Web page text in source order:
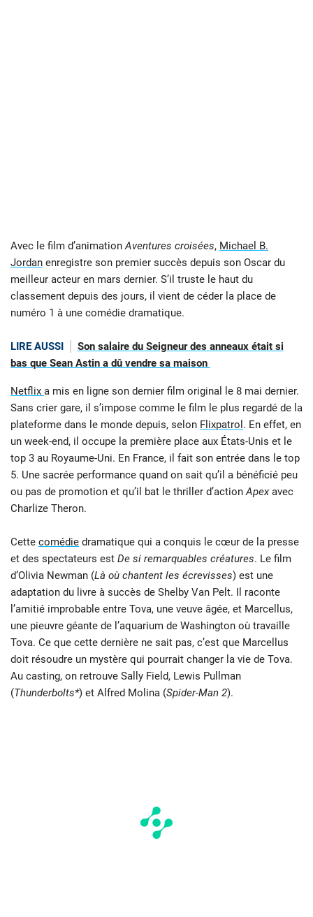
Avec le film d’animationAventures croisées, Michael B.
Jordan enregistre son premier succès depuis son Oscar du
meilleur acteur en mars dernier. S’il truste le haut du
classement depuis des jours, il vient de céder la place de
numéro 1 à une comédie dramatique.
LIRE AUSSI
Son salaire du Seigneur des anneaux était si
bas que Sean Astin a dû vendre sa maison
Netflix a mis en ligne son dernier film original le 8 mai dernier.
Sans crier gare, il s’impose comme le film le plus regardé de la
plateforme dans le monde depuis, selon Flixpatrol . En effet, en
un week-end, il occupe la première place aux États-Unis et le
top 3 au Royaume-Uni. En France, il fait son entrée dans le top
5. Une sacrée performance quand on sait qu’il a bénéficié peu
ou pas de promotion et qu’il bat le thriller d’actionApex avec
Charlize Theron.
Cette comédie dramatique qui a conquis le cœur de la presse
et des spectateurs est De si remarquables créatures. Le film
d’Olivia Newman (Là où chantent les écrevisses) est une
adaptation du livre à succès de Shelby Van Pelt. Il raconte
l’amitié improbable entre Tova, une veuve âgée, et Marcellus,
une pieuvre géante de l’aquarium de Washington où travaille
Tova. Ce que cette dernière ne sait pas, c’est que Marcellus
doit résoudre un mystère qui pourrait changer la vie de Tova.
Au casting, on retrouve Sally Field, Lewis Pullman
(Thunderbolts*) et Alfred Molina (Spider-Man 2).